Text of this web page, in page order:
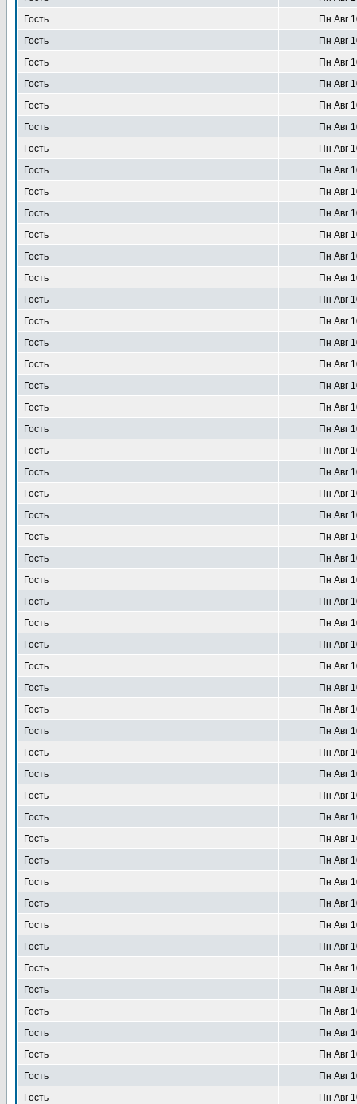
Гость
Пн Авг
Гость
Пн Авг
Гость
Пн Авг
Гость
Пн Авг
Гость
Пн Авг
Гость
Пн Авг
Гость
Пн Авг
Гость
Пн Авг
Гость
Пн Авг
Гость
Пн Авг
Гость
Пн Авг
Гость
Пн Авг
Гость
Пн Авг
Гость
Пн Авг
Гость
Пн Авг
Гость
Пн Авг
Гость
Пн Авг
Гость
Пн Авг
Гость
Пн Авг
Гость
Пн Авг
Гость
Пн Авг
Гость
Пн Авг
Гость
Пн Авг
Гость
Пн Авг
Гость
Пн Авг
Гость
Пн Авг
Гость
Пн Авг
Гость
Пн Авг
Гость
Пн Авг
Гость
Пн Авг
Гость
Пн Авг
Гость
Пн Авг
Гость
Пн Авг
Гость
Пн Авг
Гость
Пн Авг
Гость
Пн Авг
Гость
Пн Авг
Гость
Пн Авг
Гость
Пн Авг
Гость
Пн Авг
Гость
Пн Авг
Гость
Пн Авг
Гость
Пн Авг
Гость
Пн Авг
Гость
Пн Авг
Гость
Пн Авг
Гость
Пн Авг
Гость
Пн Авг
Гость
Пн Авг
Гость
Пн Авг
Гость
Пн Авг